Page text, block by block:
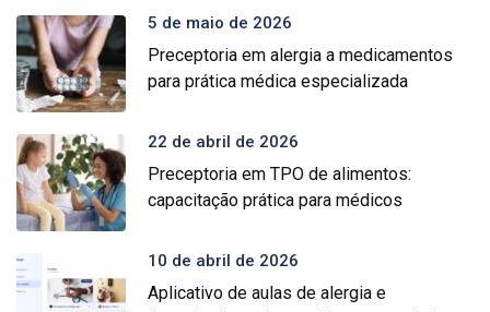
5 de maio de 2026
Preceptoria em alergia a medicamentos
para prática médica especializada
22 de abril de 2026
Preceptoria em TPO de alimentos:
capacitação prática para médicos
10 de abril de 2026
Aplicativo de aulas de alergia e